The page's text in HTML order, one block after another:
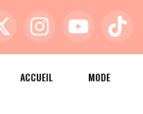
ACCUEIL MODE